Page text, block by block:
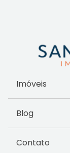
Imóveis
Blog
Contato